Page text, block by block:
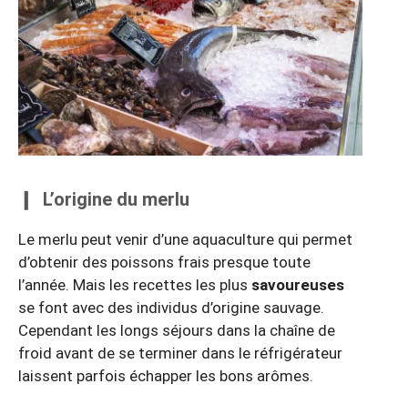
L’origine du merlu
Le merlu peut venir d’une aquaculture qui permet
d’obtenir des poissons frais presque toute
l’année. Mais les recettes les plus savoureuses
se font avec des individus d’origine sauvage.
Cependant les longs séjours dans la chaîne de
froid avant de se terminer dans le réfrigérateur
laissent parfois échapper les bons arômes.